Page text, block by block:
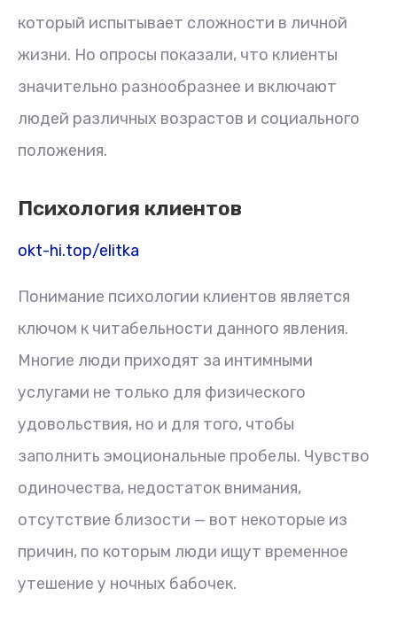
который испытывает сложности в личной
жизни. Но опросы показали, что клиенты
значительно разнообразнее и включают
людей различных возрастов и социального
положения.
Психология клиентов
okt-hi.top/elitka
Понимание психологии клиентов является
ключом к читабельности данного явления.
Многие люди приходят за интимными
услугами не только для физического
удовольствия, но и для того, чтобы
заполнить эмоциональные пробелы. Чувство
одиночества, недостаток внимания,
отсутствие близости — вот некоторые из
причин, по которым люди ищут временное
утешение у ночных бабочек.